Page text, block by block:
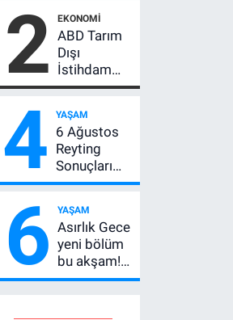
2 EKONOMI
ABD Tarım
Dışı
İstihdam
Verisi Altını
Etkiler? Çok
Basit
Anlatımla
Rehber
4 YAŞAM
6 Ağustos
Reyting
Sonuçları
Açıklandı!
Değiştirdi:
Muhtemel
Aşk,
MasterChef'i
Geride
6 YAŞAM
Asırlık Gece
yeni bölüm
bu akşam!
8. bölüm